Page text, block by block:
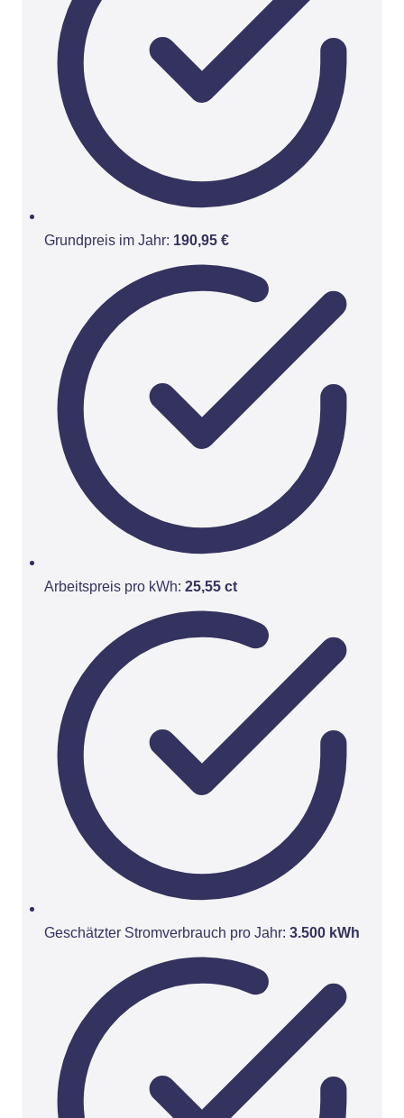
Grundpreis im Jahr: 190,95 €
Arbeitspreis pro kWh: 25,55 ct
Geschätzter Stromverbrauch pro Jahr: 3.500 kWh